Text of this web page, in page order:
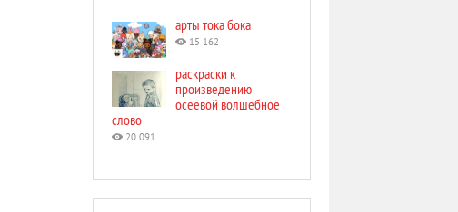
арты тока бока
15 162
раскраски к
произведению
осеевой волшебное
слово
20 091